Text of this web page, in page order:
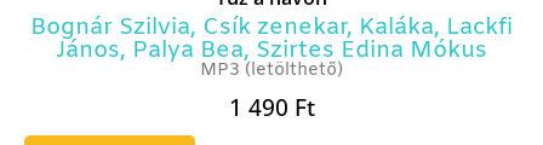
Bognár Szilvia, Csík zenekar, Kaláka, Lackfi
János, Palya Bea, Szirtes Edina Mókus
MP3 (letölthető)
1 490 Ft